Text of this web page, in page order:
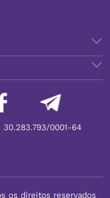
30.283.793/0001-64
os direitos reservados